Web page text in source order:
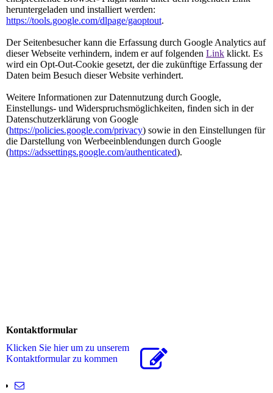
heruntergeladen und installiert werden:
https://tools.google.com/dlpage/gaoptout.
Der Seitenbesucher kann die Erfassung durch Google Analytics auf
dieser Webseite verhindern, indem er auf folgenden Link klickt. Es
wird ein Opt-Out-Cookie gesetzt, der die zukünftige Erfassung der
Daten beim Besuch dieser Website verhindert.
Weitere Informationen zur Datennutzung durch Google,
Einstellungs- und Widerspruchsmöglichkeiten, finden sich in der
Datenschutzerklärung von Google
(https://policies.google.com/privacy) sowie in den Einstellungen für
die Darstellung von Werbeeinblendungen durch Google
(https://adssettings.google.com/authenticated).
Kontaktformular
Klicken Sie hier um zu unserem
Kon­takt­for­mu­lar zu kommen